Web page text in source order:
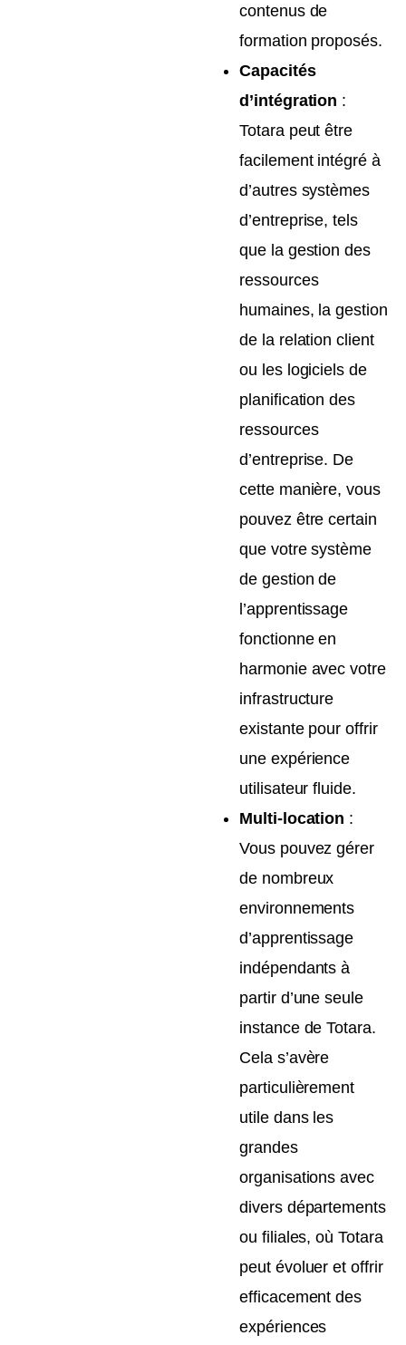
contenus de
formation proposés.
Capacités
d’intégration :
Totara peut être
facilement intégré à
d’autres systèmes
d’entreprise, tels
que la gestion des
ressources
humaines, la gestion
de la relation client
ou les logiciels de
planification des
ressources
d’entreprise. De
cette manière, vous
pouvez être certain
que votre système
de gestion de
l’apprentissage
fonctionne en
harmonie avec votre
infrastructure
existante pour offrir
une expérience
utilisateur fluide.
Multi-location :
Vous pouvez gérer
de nombreux
environnements
d’apprentissage
indépendants à
partir d’une seule
instance de Totara.
Cela s’avère
particulièrement
utile dans les
grandes
organisations avec
divers départements
ou filiales, où Totara
peut évoluer et offrir
efficacement des
expériences